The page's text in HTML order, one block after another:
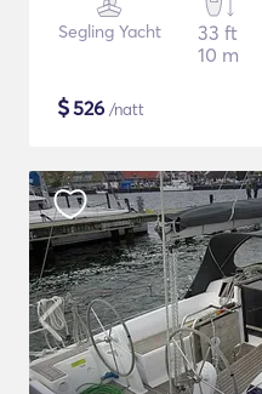
Segling Yacht
33 ft
10 m
$526 /natt